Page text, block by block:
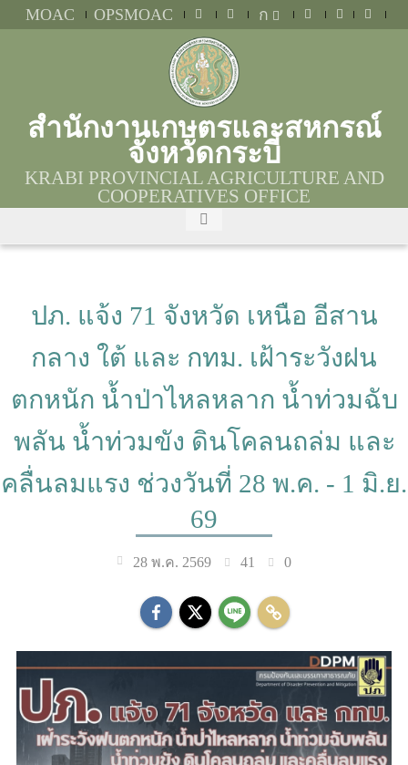
MOAC OPSMOAC ก
สำนักงานเกษตรและสหกรณ์
จังหวัดกระบี่
KRABI PROVINCIAL AGRICULTURE AND
COOPERATIVES OFFICE
ปภ. แจ้ง 71 จังหวัด เหนือ อีสาน
กลาง ใต้ และ กทม. เฝ้าระวังฝน
ตกหนัก น้ำป่าไหลหลาก น้ำท่วมฉับ
พลัน น้ำท่วมขัง ดินโคลนถล่ม และ
คลื่นลมแรง ช่วงวันที่ 28 พ.ค. - 1 มิ.ย.
69
28 พ.ค. 2569 41 0